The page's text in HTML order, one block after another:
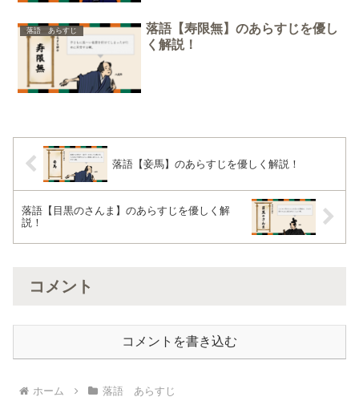
落語 あらすじ
落語【寿限無】のあらすじを優し
く解説！
落語【妾馬】のあらすじを優しく解説！
落語【目黒のさんま】のあらすじを優しく解
説！
コメント
コメントを書き込む
ホーム 落語 あらすじ